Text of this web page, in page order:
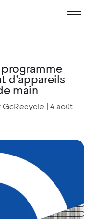
d’appareils
main
GoRecycle | 4 août